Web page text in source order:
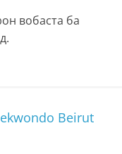
вобаста ба
Beirut